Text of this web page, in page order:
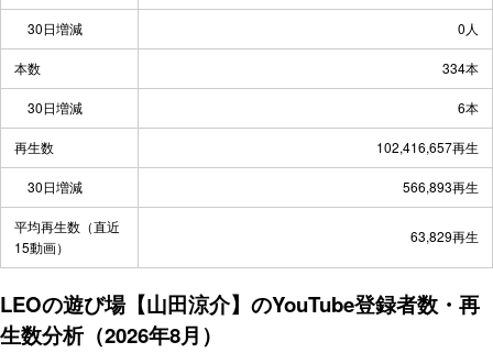
30日増減 0人
本数 334本
30日増減 6本
再生数 102,416,657再生
30日増減 566,893再生
平均再生数（直近
15動画）
63,829再生
LEOの遊び場【山田涼介】のYouTube登録者数・再
生数分析（2026年8月）